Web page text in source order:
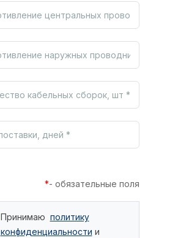
*- обязательные поля
Принимаю политику
конфиденциальности и